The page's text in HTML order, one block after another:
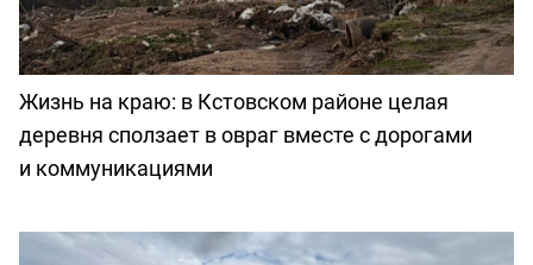
Жизнь на краю: в Кстовском районе целая
деревня сползает в овраг вместе с дорогами
и коммуникациями